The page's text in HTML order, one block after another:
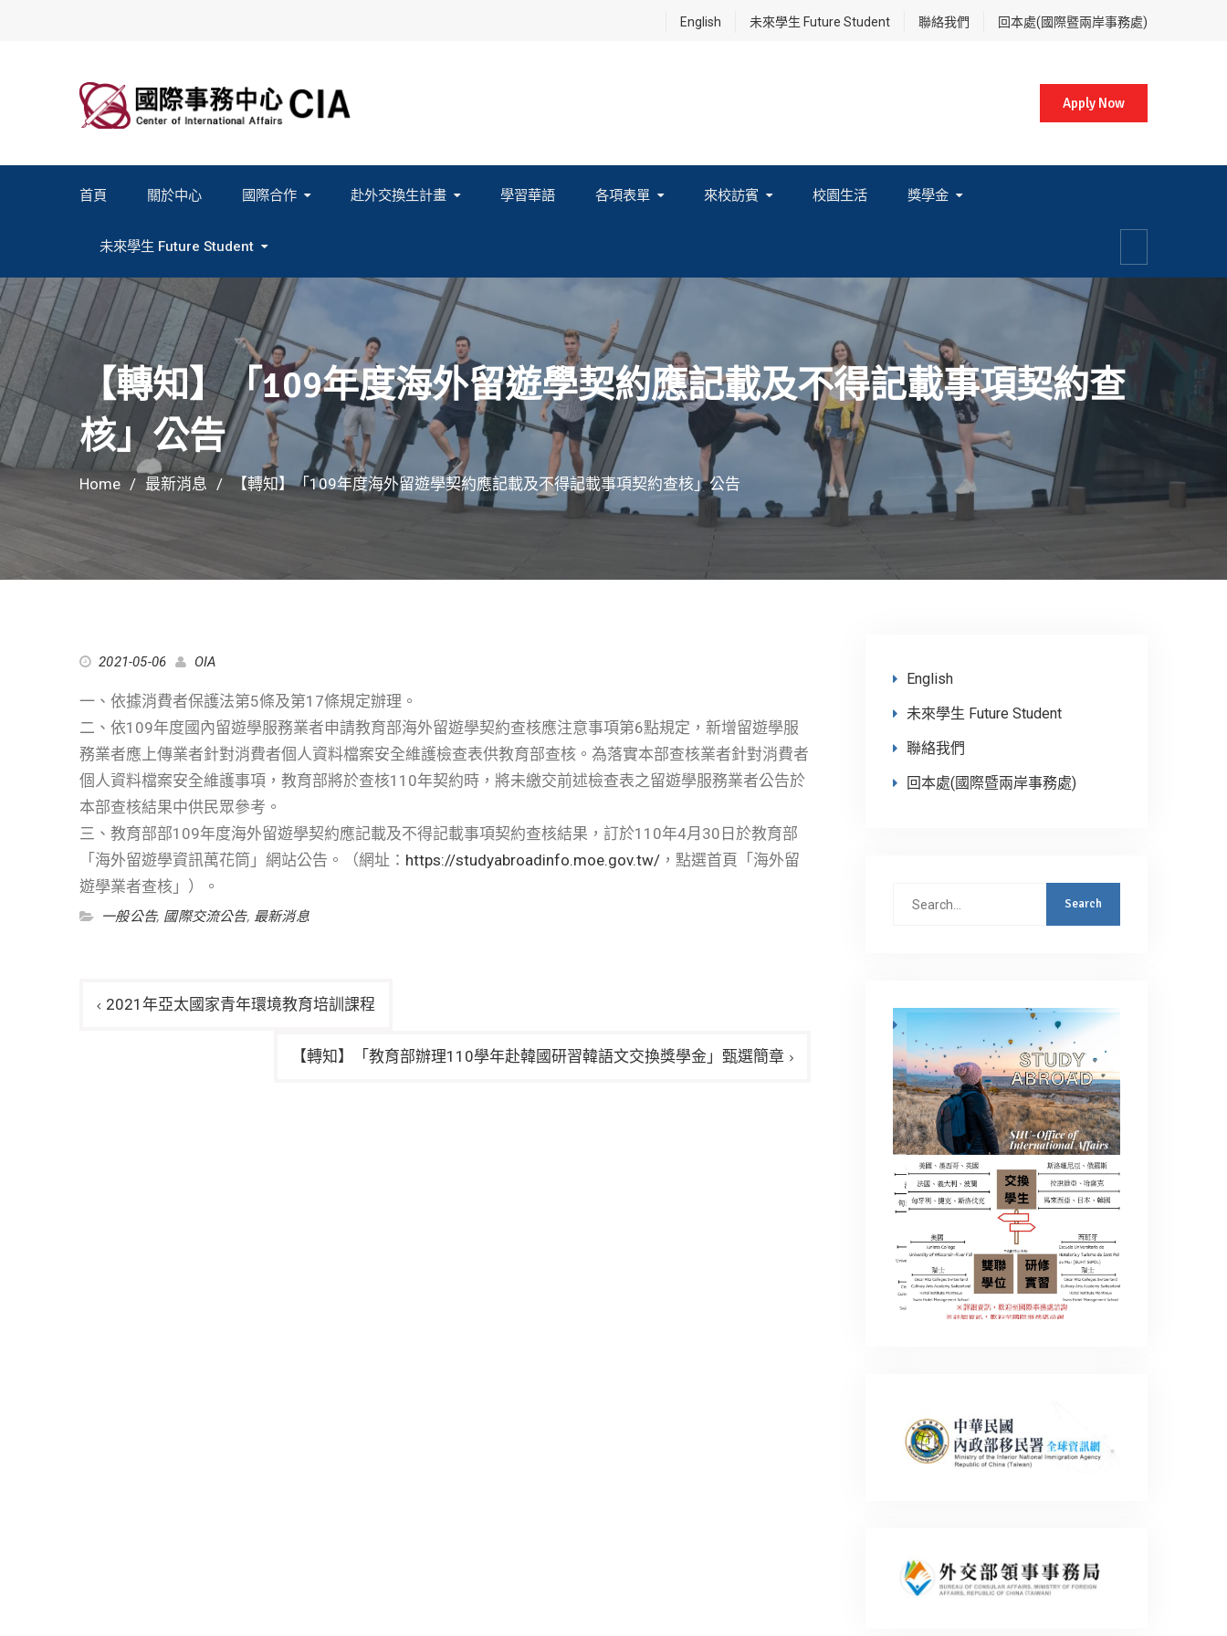
English 未來學生 Future Student 聯絡我們 回本處(國際暨兩岸事務處)
Apply Now
首頁 關於中心 國際合作 赴外交換生計畫 學習華語 各項表單 來校訪賓 校園生活 獎學金
未來學生 Future Student
【轉知】「109年度海外留遊學契約應記載及不得記載事項契約查
核」公告
Home 最新消息 【轉知】「109年度海外留遊學契約應記載及不得記載事項契約查核」公告
2021-05-06 OIA
一、依據消費者保護法第5條及第17條規定辦理。
二、依109年度國內留遊學服務業者申請教育部海外留遊學契約查核應注意事項第6點規定，新增留遊學服
務業者應上傳業者針對消費者個人資料檔案安全維護檢查表供教育部查核。為落實本部查核業者針對消費者
個人資料檔案安全維護事項，教育部將於查核110年契約時，將未繳交前述檢查表之留遊學服務業者公告於
本部查核結果中供民眾參考。
三、教育部部109年度海外留遊學契約應記載及不得記載事項契約查核結果，訂於110年4月30日於教育部
「海外留遊學資訊萬花筒」網站公告。（網址： https://studyabroadinfo.moe.gov.tw/ ，點選首頁「海外留
遊學業者查核」）。
一般公告, 國際交流公告,最新消息
2021年亞太國家青年環境教育培訓課程
【轉知】「教育部辦理110學年赴韓國研習韓語文交換獎學金」甄選簡章
English
未來學生 Future Student
聯絡我們
回本處(國際暨兩岸事務處)
Search